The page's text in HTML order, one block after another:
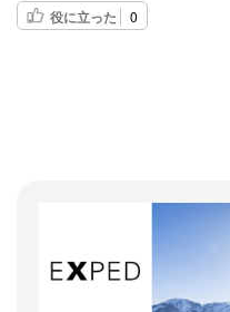
役に立った 0